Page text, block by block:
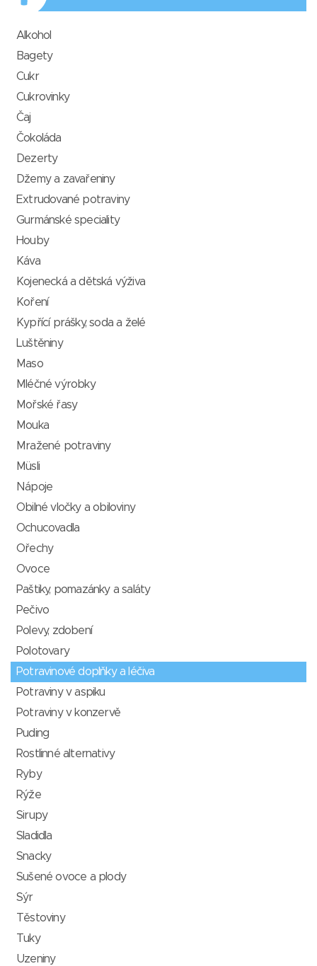
Alkohol
Bagety
Cukr
Cukrovinky
Čaj
Čokoláda
Dezerty
Džemy a zavařeniny
Extrudované potraviny
Gurmánské speciality
Houby
Káva
Kojenecká a dětská výživa
Koření
Kypřící prášky, soda a želé
Luštěniny
Maso
Mléčné výrobky
Mořské řasy
Mouka
Mražené potraviny
Müsli
Nápoje
Obilné vločky a obiloviny
Ochucovadla
Ořechy
Ovoce
Paštiky, pomazánky a saláty
Pečivo
Polevy, zdobení
Polotovary
Potravinové doplňky a léčiva
Potraviny v aspiku
Potraviny v konzervě
Puding
Rostlinné alternativy
Ryby
Rýže
Sirupy
Sladidla
Snacky
Sušené ovoce a plody
Sýr
Těstoviny
Tuky
Uzeniny